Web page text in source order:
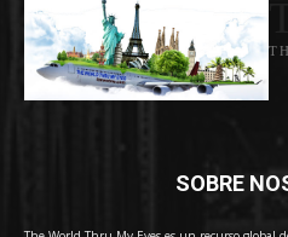
SOBRE